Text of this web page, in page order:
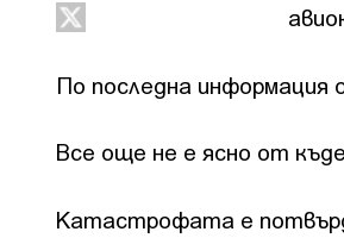
По последна информация
Все още не е ясно от
Катастрофата е